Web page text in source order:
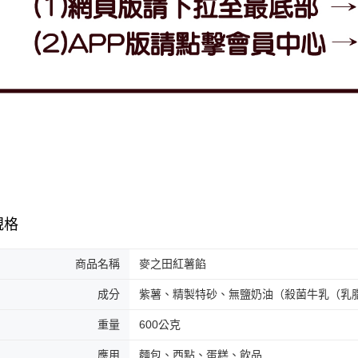
格
商品名稱 麥之田紅薯餡
成分 紫薯、精製特砂、無鹽奶油（殺菌牛乳（乳
重量 600公克
​應用 麵包、西點、蛋糕、飲品